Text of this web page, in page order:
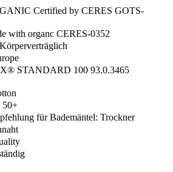
Certified by CERES GOTS-
with organc CERES-0352
STANDARD 100 93.0.3465
50+
für Bademäntel: Trockner